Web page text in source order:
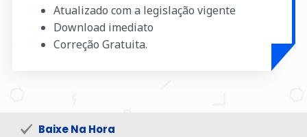
Atualizado com a legislação vigente
Download imediato
Correção Gratuita.
Baixe Na Hora